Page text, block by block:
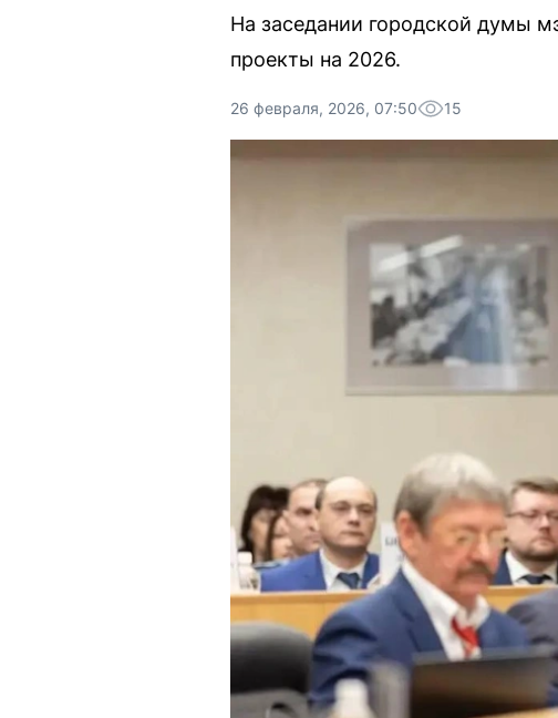
На заседании городской думы
проекты на 2026.
26 февраля, 2026, 07:50 15